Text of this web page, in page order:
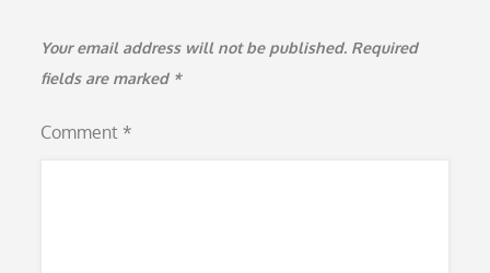
Your email address will not be published. Required
fields are marked *
Comment *